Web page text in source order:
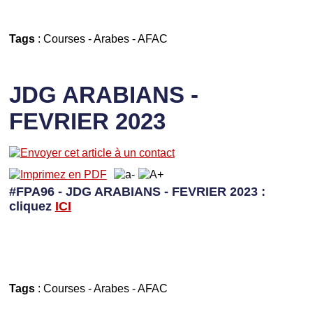
Tags: Courses-Arabes-AFAC
JDG ARABIANS -
FEVRIER 2023
#FPA96 - JDG ARABIANS - FEVRIER 2023 :
cliquez ICI
Tags: Courses-Arabes-AFAC